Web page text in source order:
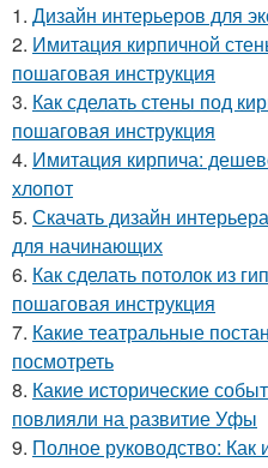
1. Дизайн интерьеров для
2. Имитация кирпичной
пошаговая инструкция
3. Как сделать стены под
пошаговая инструкция
4. Имитация кирпича:
хлопот
5. Скачать дизайн
для начинающих
6. Как сделать потолок из
пошаговая инструкция
7. Какие театральные
посмотреть
8. Какие исторические
повлияли на развитие Уфы
9. Полное руководство: Как